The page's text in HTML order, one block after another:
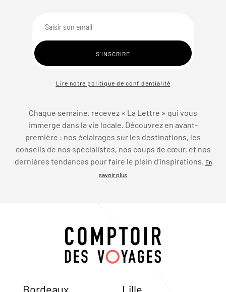
Lire notre politique de confidentialité
Chaque semaine, recevez « La Lettre » qui vous
immerge dans la vie locale. Découvrez en avant-
première : nos éclairages sur les destinations, les
conseils de nos spécialistes, nos coups de cœur, et nos
dernières tendances pour faire le plein d’inspirations. En
savoir plus
Bordeaux Lille